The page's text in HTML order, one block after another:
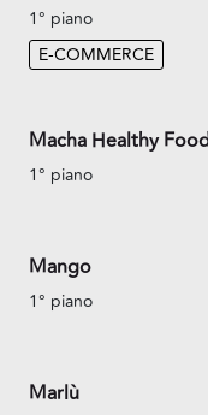
1° piano
E-COMMERCE
Macha Healthy
1° piano
Mango
1° piano
Marlù